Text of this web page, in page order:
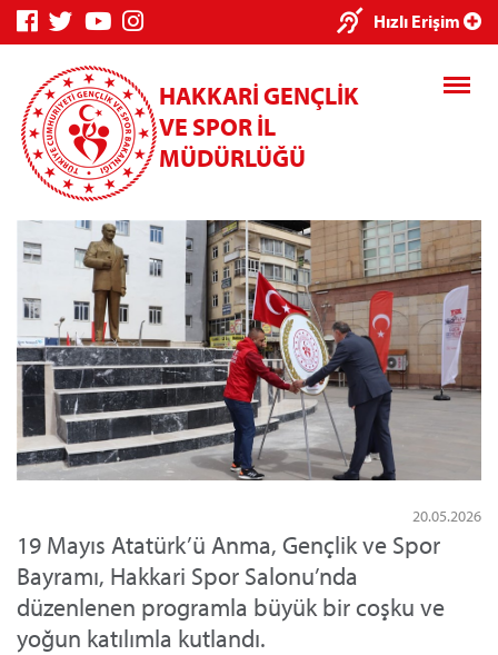
Hızlı Erişim
HAKKARİ GENÇLİK
VE SPOR İL
MÜDÜRLÜĞÜ
20.05.2026
19 Mayıs Atatürk’ü Anma, Gençlik ve Spor
Bayramı, Hakkari Spor Salonu’nda
düzenlenen programla büyük bir coşku ve
yoğun katılımla kutlandı.
×
Genç Bilgi
Sistemi
Spor Bilgi
Sistemi
Kredi/Yurt
İşlemleri
Kredi/Yurt E-
Ödeme